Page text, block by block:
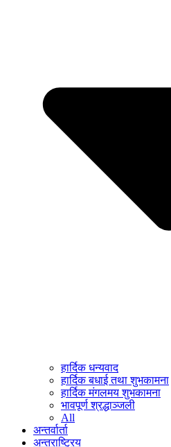
हार्दिक धन्यवाद
हार्दिक बधाई तथा शुभकामना
हार्दिक मंगलमय शुभकामना
भावपूर्ण श्रद्धाञ्जली
All
अन्तर्वार्ता
अन्तराष्ट्रिय